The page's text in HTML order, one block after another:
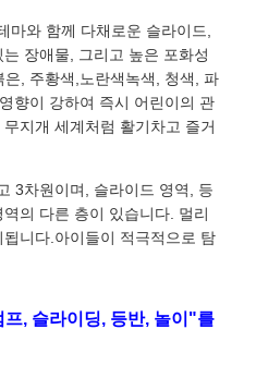
마와 함께 다채로운 슬라이드,
장애물, 그리고 높은 포화성
, 주황색,노란색녹색, 청색, 파
향이 강하여 즉시 어린이의 관
지개 세계처럼 활기차고 즐거
3차원이며, 슬라이드 영역, 등
의 다른 층이 있습니다. 멀리
니다.아이들이 적극적으로 탐
, 슬라이딩, 등반, 놀이"를